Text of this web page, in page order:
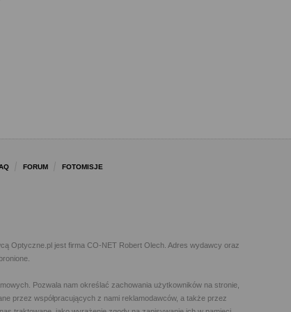
FORUM FOTOMISJE
Optyczne.pl jest firma CO-NET Robert Olech. Adres wydawcy oraz
Pozwala nam określać zachowania użytkowników na stronie,
przez współpracujących z nami reklamodawców, a także przez